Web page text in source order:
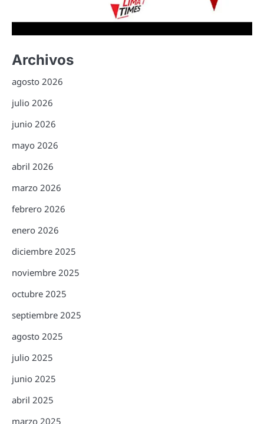
Archivos
agosto 2026
julio 2026
junio 2026
mayo 2026
abril 2026
marzo 2026
febrero 2026
enero 2026
diciembre 2025
noviembre 2025
octubre 2025
septiembre 2025
agosto 2025
julio 2025
junio 2025
abril 2025
marzo 2025